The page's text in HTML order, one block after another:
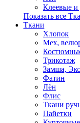
Клеевые
Показать все
Ткани
Хлопок
Мех,
Трикотаж
Замша,
Фатин
Лён
Флис
Ткани
Пайетки